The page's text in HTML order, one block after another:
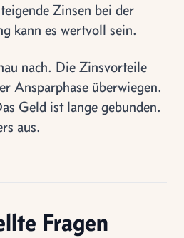
Zinsen bei der
kann es wertvoll sein.
nach. Die Zinsvorteile
Ansparphase überwiegen.
Geld ist lange gebunden.
aus.
Fragen